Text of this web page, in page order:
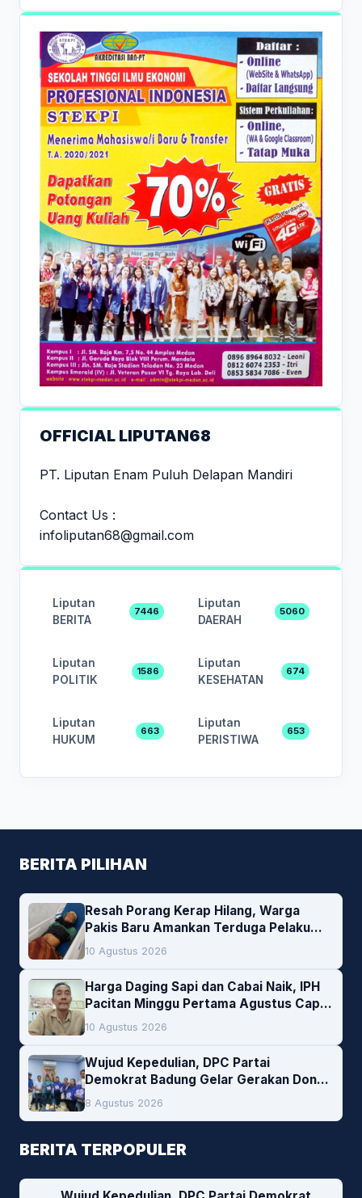
OFFICIAL LIPUTAN68
PT. Liputan Enam Puluh Delapan Mandiri
Contact Us :
infoliputan68@gmail.com
Liputan
BERITA
7446
Liputan
DAERAH
5060
Liputan
POLITIK
1586
Liputan
KESEHATAN
674
Liputan
HUKUM
663
Liputan
PERISTIWA
653
BERITA PILIHAN
Resah Porang Kerap Hilang, Warga
Pakis Baru Amankan Terduga Pelaku
Pencurian
10 Agustus 2026
Harga Daging Sapi dan Cabai Naik, IPH
Pacitan Minggu Pertama Agustus Capai
1,66 Persen. Ini Penjelasan Kabag Ayub
10 Agustus 2026
Wujud Kepedulian, DPC Partai
Demokrat Badung Gelar Gerakan Donor
Darah
8 Agustus 2026
BERITA TERPOPULER